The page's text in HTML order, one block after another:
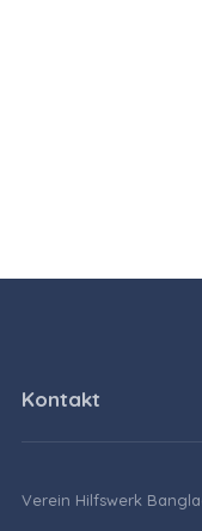
Kontakt
Verein Hilfswerk